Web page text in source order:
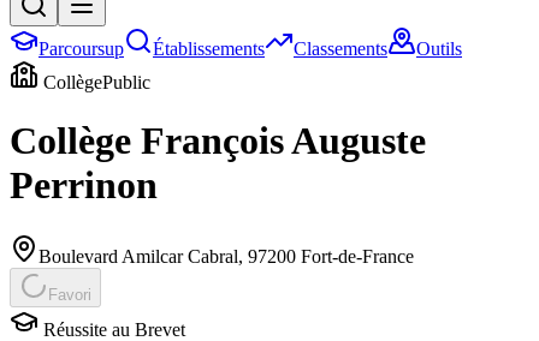
Parcoursup Établissements Classements
Outils
CollègePublic
Collège François Auguste
Perrinon
Boulevard Amilcar Cabral, 97200 Fort-de-France
Favori
Réussite au Brevet